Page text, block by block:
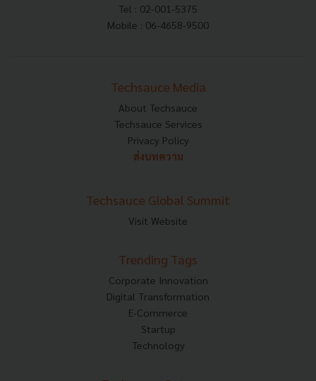
Tel : 02-001-5375
Mobile : 06-4658-9500
Techsauce Media
About Techsauce
Techsauce Services
Privacy Policy
ส่งบทความ
Techsauce Global Summit
Visit Website
Trending Tags
Corporate Innovation
Digital Transformation
E-Commerce
Startup
Technology